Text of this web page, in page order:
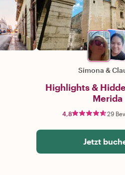
Simona &
Highlights &
Merida
4,8 29
Jetzt